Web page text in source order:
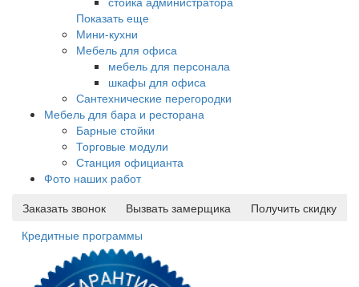
Показать еще
Мини-кухни
Мебель для офиса
мебель для персонала
шкафы для офиса
Сантехнические перегородки
Мебель для бара и ресторана
Барные стойки
Торговые модули
Станция официанта
Фото наших работ
Заказать звонок
Вызвать замерщика
Получить скидку
Кредитные программы